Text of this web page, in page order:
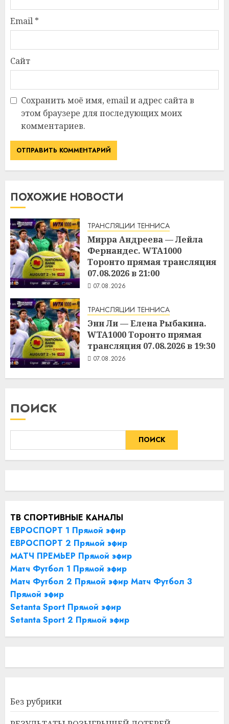
Email *
Сайт
Сохранить моё имя, email и адрес сайта в
этом браузере для последующих моих
комментариев.
ПОХОЖИЕ НОВОСТИ
ТРАНСЛЯЦИИ ТЕННИСА
Мирра Андреева — Лейла
Фернандес. WTA1000
Торонто прямая трансляция
07.08.2026 в 21:00
07.08.2026
ТРАНСЛЯЦИИ ТЕННИСА
Энн Ли — Елена Рыбакина.
WTA1000 Торонто прямая
трансляция 07.08.2026 в 19:30
07.08.2026
ПОИСК
ПОИСК
ТВ СПОРТИВНЫЕ КАНАЛЫ
ЕВРОСПОРТ 1 Прямой эфир
ЕВРОСПОРТ 2 Прямой эфир
МАТЧ ПРЕМЬЕР Прямой эфир
Матч Футбол 1 Прямой эфир
Матч Футбол 2 Прямой эфир Матч Футбол 3
Прямой эфир
Setanta Sport Прямой эфир
Setanta Sport 2 Прямой эфир
Без рубрики